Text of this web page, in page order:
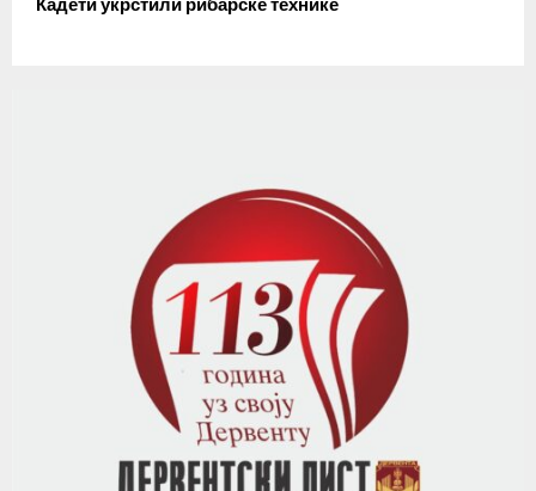
Кадети укрстили рибарске технике